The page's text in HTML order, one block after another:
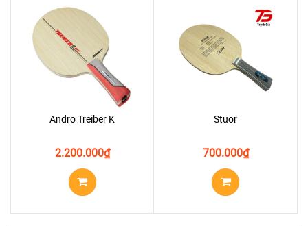
Andro Treiber K
₫
2.200.000
Stuor
₫
700.000